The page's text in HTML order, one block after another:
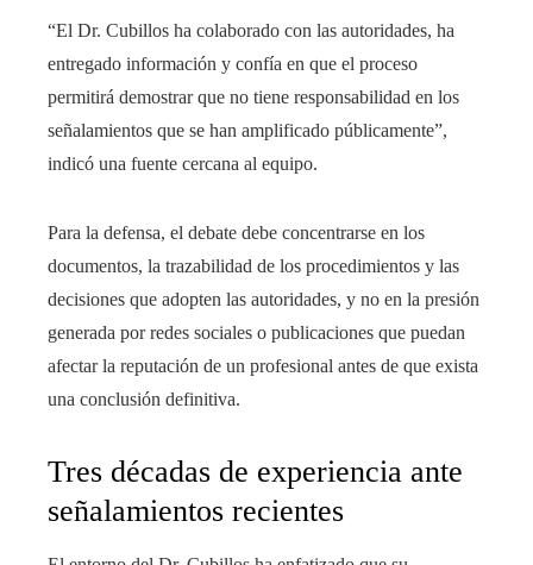
“El Dr. Cubillos ha colaborado con las autoridades, ha
entregado información y confía en que el proceso
permitirá demostrar que no tiene responsabilidad en los
señalamientos que se han amplificado públicamente”,
indicó una fuente cercana al equipo.
Para la defensa, el debate debe concentrarse en los
documentos, la trazabilidad de los procedimientos y las
decisiones que adopten las autoridades, y no en la presión
generada por redes sociales o publicaciones que puedan
afectar la reputación de un profesional antes de que exista
una conclusión definitiva.
Tres décadas de experiencia ante
señalamientos recientes